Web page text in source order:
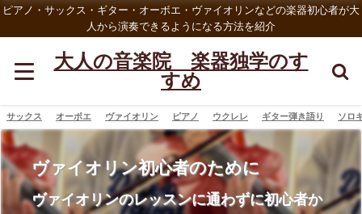
ピアノ・サックス・ギター・オーボエ・ヴァイオリンなどの楽器初心者が大
人から演奏できるようになる方法を紹介
大人の音楽院 楽器独学のす
すめ
サックス オーボエ ヴァイオリン ピアノ ウクレレ ギター弾き語り ソロ
ヴァイオリン初心者のために
ヴァイオリンのレッスンに通わずに初心者か